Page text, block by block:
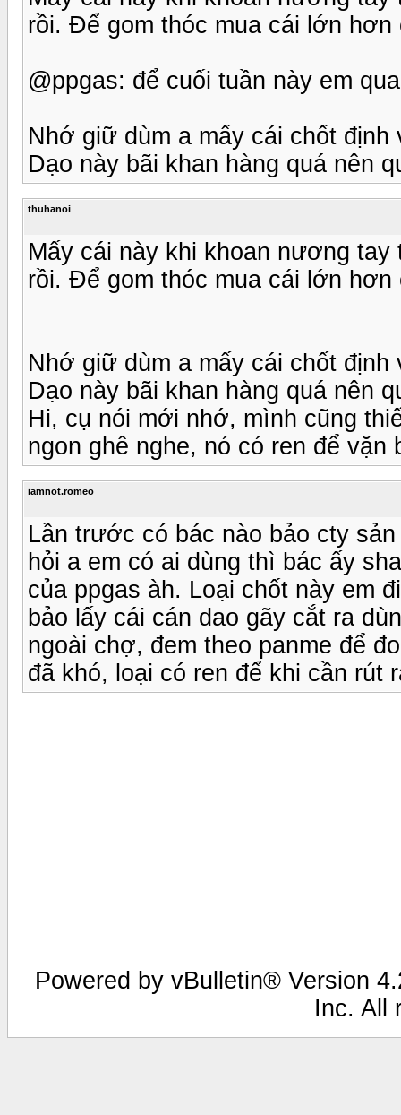
rồi. Để gom thóc mua cái lớn
@ppgas: để cuối tuần này em
Nhớ giữ dùm a mấy cái chốt định
Dạo này bãi khan hàng quá nên
thuhanoi
Mấy cái này khi khoan nương
rồi. Để gom thóc mua cái lớn
Nhớ giữ dùm a mấy cái chốt định
Dạo này bãi khan hàng quá nên
Hi, cụ nói mới nhớ, mình cũng
ngon ghê nghe, nó có ren để vặn
iamnot.romeo
Lần trước có bác nào bảo cty
hỏi a em có ai dùng thì bác ấy
của ppgas àh. Loại chốt này em
bảo lấy cái cán dao gãy cắt ra
ngoài chợ, đem theo panme để
đã khó, loại có ren để khi cần rút
Powered by vBulletin® Version
Inc. All